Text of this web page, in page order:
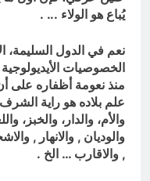
يُباع هو الولاء ... .
نعم في الدول السليمة،
الخصوصيات
منذ نعومة أظفاره على
علم بلاده هو راية
والأم، والدار، والخبز،
والوديان , والانهار ,
, والاقارب … الخ .